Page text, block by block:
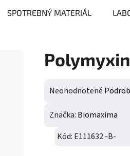
SPOTREBNÝ MATERIÁL
Priemerné hodnotenie
Neohodnotené
Značka: Biomaxima
Kód: E111632 -B-